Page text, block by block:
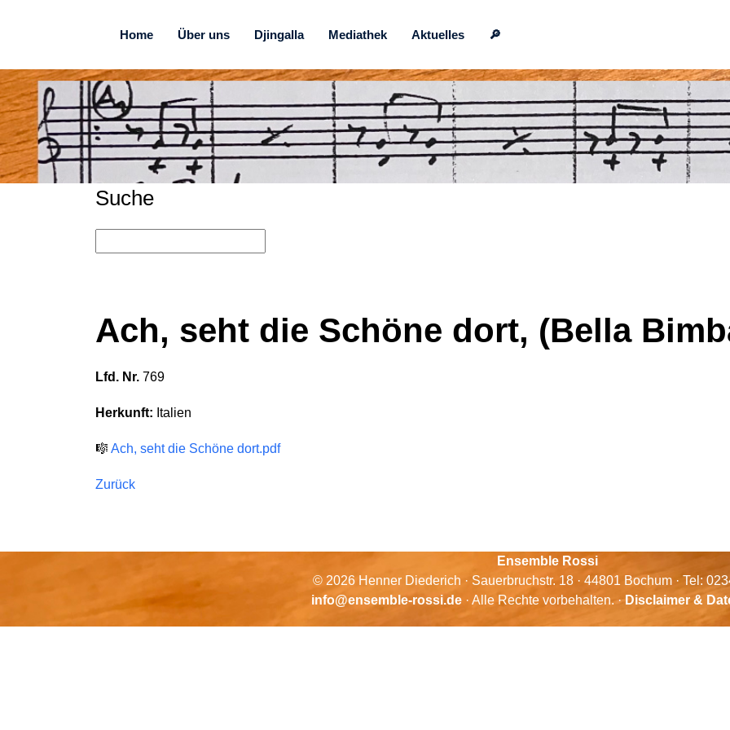
Home Über uns Djingalla Mediathek Aktuelles 🔎
Suche
Ach, seht die Schöne dort, (Bella
Lfd. Nr. 769
Herkunft: Italien
🎼 Ach, seht die Schöne dort.pdf
Zurück
Ensemble Rossi
© 2026 Henner Diederich · Sauerbruchstr. 18 · 44801 Bochum · Tel:
info@ensemble-rossi.de· Alle Rechte vorbehalten. · Disclaimer &